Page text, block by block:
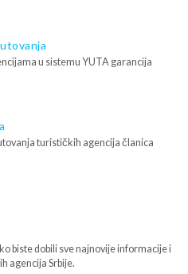
u sistemu YUTA garancija
turističkih agencija članica
biste dobili sve najnovije informacije i
agencija Srbije.